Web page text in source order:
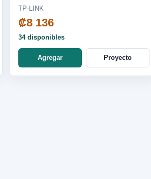
WN781ND
TP-LINK
₡8 136
34 disponibles
Agregar Proyecto